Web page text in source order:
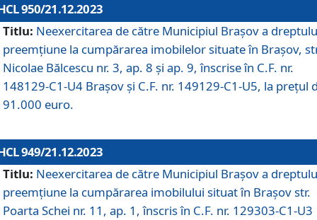
950/21.12.2023
Titlu: Neexercitarea de către Municipiul Brașov a
preemțiune la cumpărarea imobilelor situate în Brașov,
Nicolae Bălcescu nr. 3, ap. 8 și ap. 9, înscrise în C.F. nr.
148129-C1-U4 Brașov și C.F. nr. 149129-C1-U5, la prețul
91.000 euro.
949/21.12.2023
Titlu: Neexercitarea de către Municipiul Brașov a
preemțiune la cumpărarea imobilului situat în Brașov str.
Poarta Schei nr. 11, ap. 1, înscris în C.F. nr. 129303-C1-U3